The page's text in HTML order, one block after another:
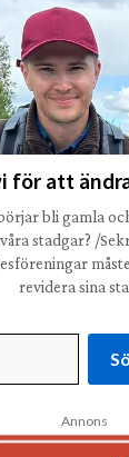
för att
bli gamla
stadgar? /
revidera sina
Annons